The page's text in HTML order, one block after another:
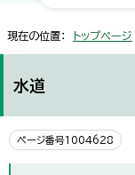
現在の位置： トップページ
水道
ページ番号1004628